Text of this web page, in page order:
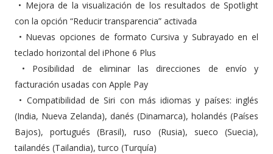
• Mejora de la visualización de los resultados de Spotlight
con la opción “Reducir transparencia” activada
• Nuevas opciones de formato Cursiva y Subrayado en el
teclado horizontal del iPhone 6 Plus
•
Posibilidad de eliminar las direcciones de envío y
facturación usadas con Apple Pay
• Compatibilidad de Siri con más idiomas y países: inglés
(India, Nueva Zelanda), danés (Dinamarca), holandés (Países
Bajos), portugués (Brasil), ruso (Rusia), sueco (Suecia),
tailandés (Tailandia), turco (Turquía)